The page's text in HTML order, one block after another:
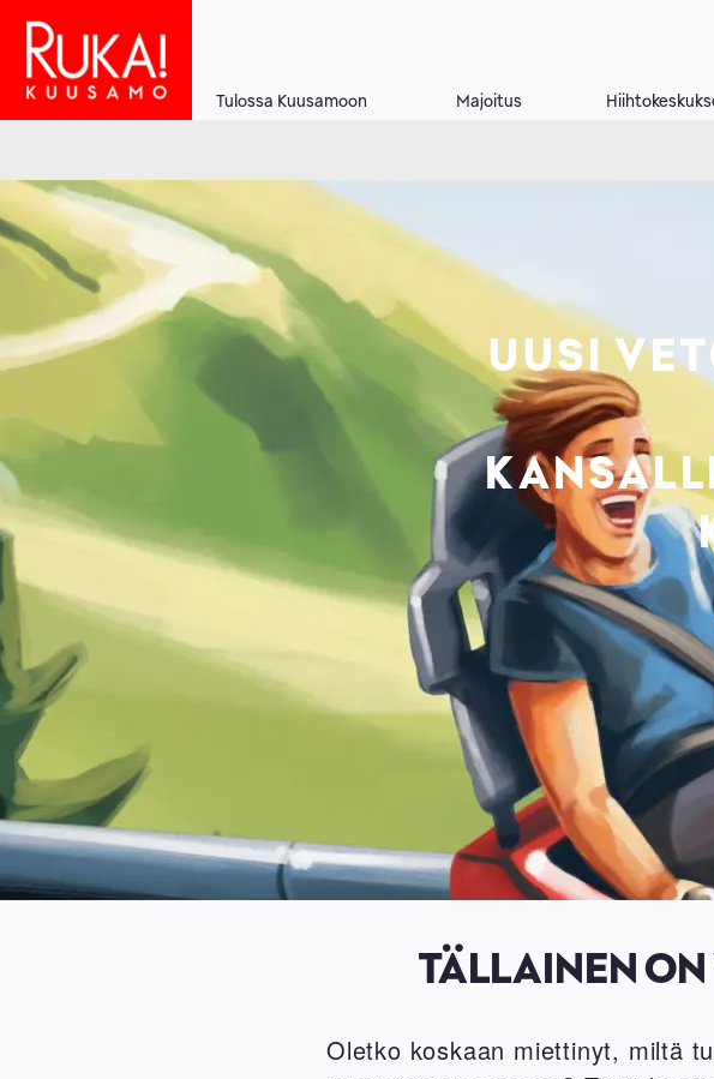
Hyppää
pääsisältöön
navigation
Tulossa Kuusamoon Majoitus
UUSI
TÄLLAINEN
Oletko koskaan miettinyt, miltä